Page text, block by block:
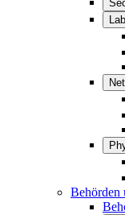
Behörden